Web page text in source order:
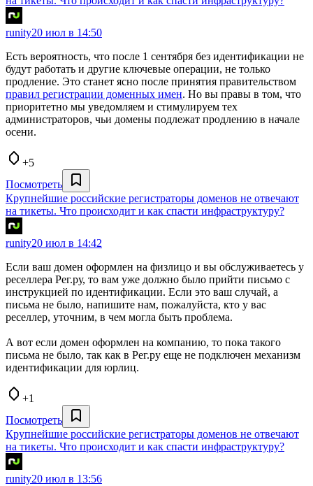
runity20 июл в 14:50
Есть вероятность, что после 1 сентября без идентификации не
будут работать и другие ключевые операции, не только
продление. Это станет ясно после принятия правительством
правил регистрации доменных имен. Но вы правы в том, что
приоритетно мы уведомляем и стимулируем тех
администраторов, чьи домены подлежат продлению в начале
осени.
+5
Посмотреть
Крупнейшие российские регистраторы доменов не отвечают
на тикеты. Что происходит и как спасти инфраструктуру?
runity20 июл в 14:42
Если ваш домен оформлен на физлицо и вы обслуживаетесь у
реселлера Рег.ру, то вам уже должно было прийти письмо с
инструкцией по идентификации. Если это ваш случай, а
письма не было, напишите нам, пожалуйста, кто у вас
реселлер, уточним, в чем могла быть проблема.
А вот если домен оформлен на компанию, то пока такого
письма не было, так как в Рег.ру еще не подключен механизм
идентификации для юрлиц.
+1
Посмотреть
Крупнейшие российские регистраторы доменов не отвечают
на тикеты. Что происходит и как спасти инфраструктуру?
runity20 июл в 13:56